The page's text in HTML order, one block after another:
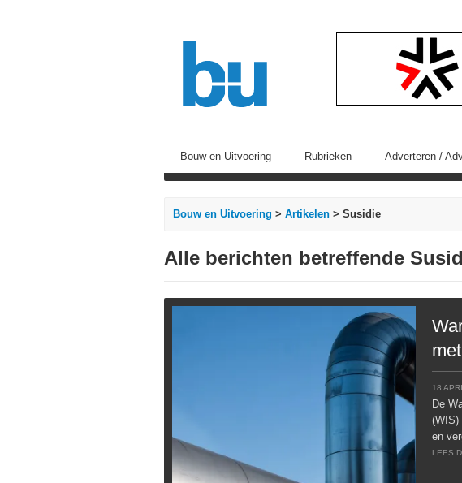
Bouw en Uitvoering Rubrieken Adverteren /
Bouw en Uitvoering > Artikelen > Susidie
Alle berichten betreffende
18
De
(WIS)
en
LEES